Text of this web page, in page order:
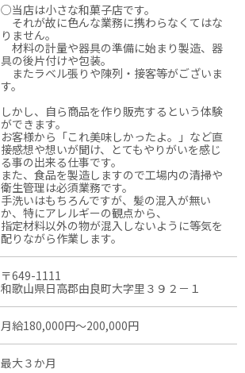
○当店は小さな和菓子店です。
それが故に色んな業務に携わらなくてはな
りません。
材料の計量や器具の準備に始まり製造、器
具の後片付けや包装。
またラベル張りや陳列・接客等がございま
す。
しかし、自ら商品を作り販売するという体験
ができます。
お客様から「これ美味しかったよ。」など直
接感想や想いが聞け、とてもやりがいを感じ
る事の出来る仕事です。
また、食品を製造しますので工場内の清掃や
衛生管理は必須業務です。
手洗いはもちろんですが、髪の混入が無い
か、特にアレルギーの観点から、
指定材料以外の物が混入しないように等気を
配りながら作業します。
〒649-1111
和歌山県日高郡由良町大字里３９２－１
月給180,000円〜200,000円
最大３か月